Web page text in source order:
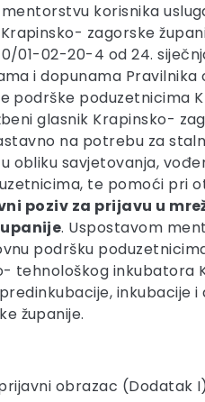
korisnika
zagorske
01-02-20-4 od 24.
i dopunama
podrške poduzetnicima
glasnik Krapinsko-
na potrebu za
obliku savjetovanja,
te pomoći pri
poziv za prijavu u
. Uspostavom
podršku
tehnološkog inkubatora
inkubacije
županije.
obrazac (Dodatak